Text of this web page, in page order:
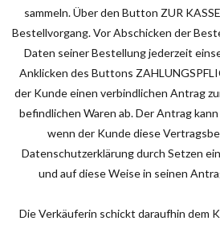
sammeln. Über den Button ZUR
Bestellvorgang. Vor Abschicken der
Daten seiner Bestellung jederzeit
Anklicken des Buttons
der Kunde einen verbindlichen Antrag
befindlichen Waren ab. Der Antrag
wenn der Kunde diese
Datenschutzerklärung durch Setzen
und auf diese Weise in seinen
Die Verkäuferin schickt daraufhin dem